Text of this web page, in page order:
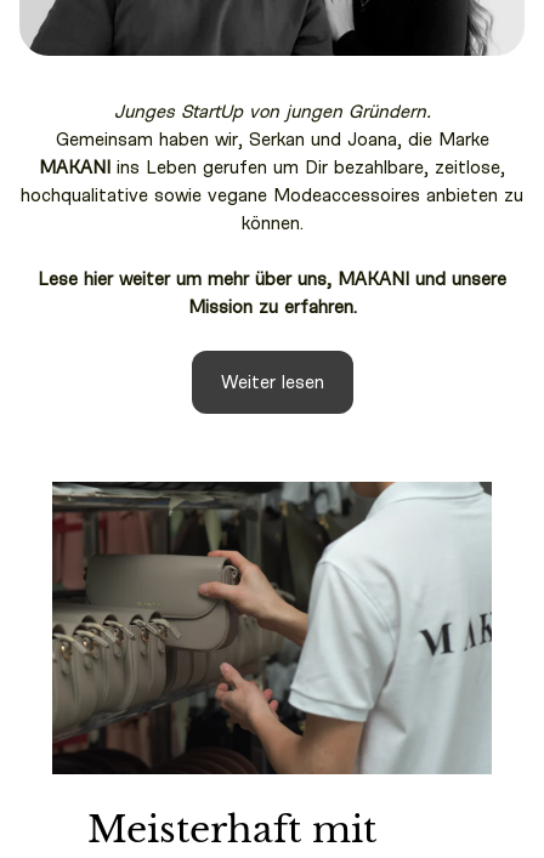
Junges StartUp von jungen Gründern.
Gemeinsam haben wir, Serkan und Joana, die Marke
MAKANI
ins Leben gerufen um Dir bezahlbare, zeitlose,
hochqualitative sowie vegane Modeaccessoires anbieten zu
können.
Lese hier weiter um mehr über uns, MAKANI und unsere
Mission zu erfahren.
Weiter lesen
Meisterhaft mit